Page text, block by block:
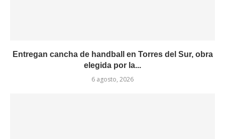
Entregan cancha de handball en Torres del Sur, obra
elegida por la...
6 agosto, 2026